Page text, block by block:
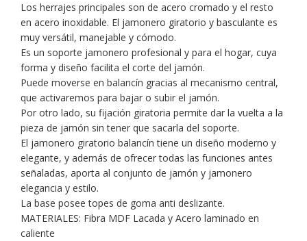
Los herrajes principales son de acero cromado y el resto
en acero inoxidable. El jamonero giratorio y basculante es
muy versátil, manejable y cómodo.
Es un soporte jamonero profesional y para el hogar, cuya
forma y diseño facilita el corte del jamón.
Puede moverse en balancín gracias al mecanismo central,
que activaremos para bajar o subir el jamón.
Por otro lado, su fijación giratoria permite dar la vuelta a la
pieza de jamón sin tener que sacarla del soporte.
El jamonero giratorio balancín tiene un diseño moderno y
elegante, y además de ofrecer todas las funciones antes
señaladas, aporta al conjunto de jamón y jamonero
elegancia y estilo.
La base posee topes de goma anti deslizante.
MATERIALES: Fibra MDF Lacada y Acero laminado en
caliente